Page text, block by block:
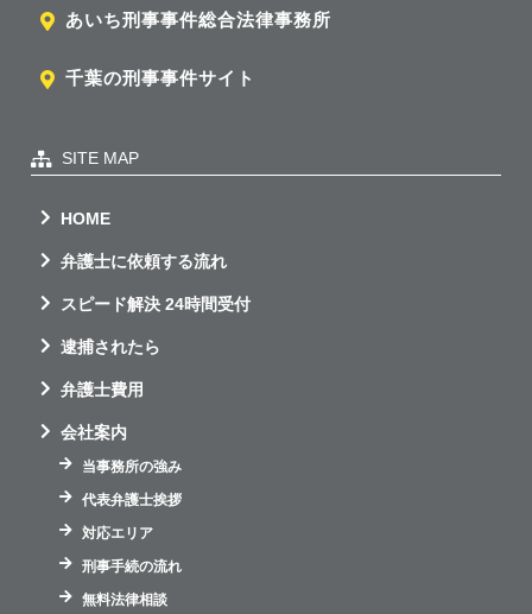
あいち刑事事件総合法律事務所
千葉の刑事事件サイト
SITE MAP
HOME
弁護士に依頼する流れ
スピード解決 24時間受付
逮捕されたら
弁護士費用
会社案内
当事務所の強み
代表弁護士挨拶
対応エリア
刑事手続の流れ
無料法律相談